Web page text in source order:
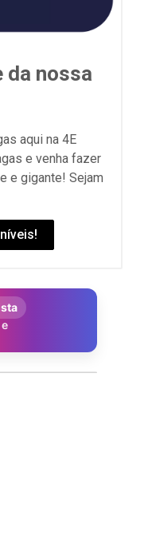
da nossa
aqui na 4E
e venha fazer
e gigante! Sejam